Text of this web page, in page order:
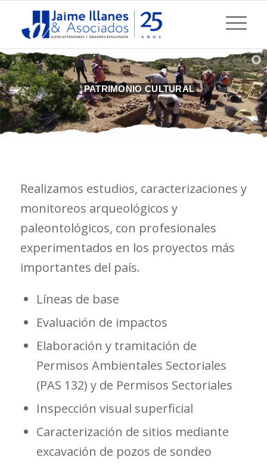
PATRIMONIO CULTURAL
Realizamos estudios, caracterizaciones y
monitoreos arqueológicos y
paleontológicos, con profesionales
experimentados en los proyectos más
importantes del país.
Líneas de base
Evaluación de impactos
Elaboración y tramitación de
Permisos Ambientales Sectoriales
(PAS 132) y de Permisos Sectoriales
Inspección visual superficial
Caracterización de sitios mediante
excavación de pozos de sondeo